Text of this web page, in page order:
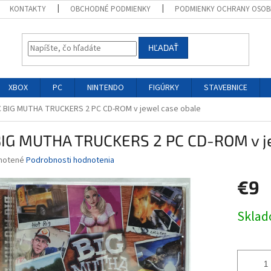
KONTAKTY OBCHODNÉ PODMIENKY PODMIENKY OCHRANY
HĽADAŤ
XBOX PC NINTENDO FIGÚRKY STAVEBNICE
BIG MUTHA TRUCKERS 2 PC CD-ROM v jewel case obale
MUTHA TRUCKERS 2 PC CD-ROM
Podrobnosti hodnotenia
€9
cena: